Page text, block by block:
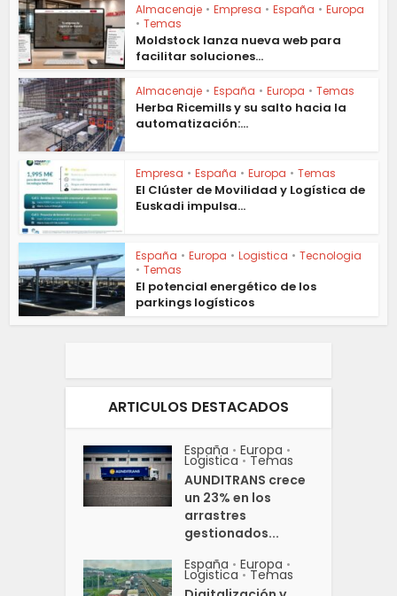
Almacenaje • Empresa • España • Europa
• Temas
Moldstock lanza nueva web para
facilitar soluciones...
Almacenaje • España • Europa • Temas
Herba Ricemills y su salto hacia la
automatización:...
Empresa • España • Europa • Temas
El Clúster de Movilidad y Logística de
Euskadi impulsa...
España • Europa • Logistica • Tecnologia
• Temas
El potencial energético de los
parkings logísticos
ARTICULOS DESTACADOS
España • Europa •
Logistica • Temas
AUNDITRANS crece
un 23% en los
arrastres
gestionados...
España • Europa •
Logistica • Temas